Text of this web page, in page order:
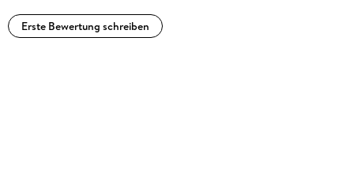
Erste Bewertung schreiben